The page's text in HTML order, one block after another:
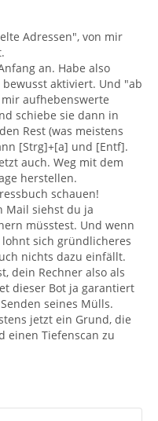
Adressen", von mir
an. Habe also
aktiviert. Und "ab
aufhebenswerte
schiebe sie dann in
Rest (was meistens
[Strg]+[a] und [Entf].
auch. Weg mit dem
herstellen.
schauen!
Mail siehst du ja
müsstest. Und wenn
sich gründlicheres
nichts dazu einfällt.
dein Rechner also als
dieser Bot ja garantiert
seines Mülls.
jetzt ein Grund, die
einen Tiefenscan zu